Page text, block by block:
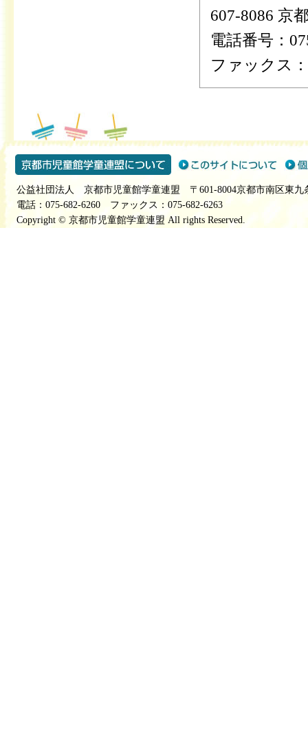
607-8086 京
電話番号：
ファックス
公益社団法人 京都市児童館学童連盟 〒601-8004京都市南区東九
電話：075-682-6260 ファックス：075-682-6263
Copyright © 京都市児童館学童連盟 All rights Reserved.